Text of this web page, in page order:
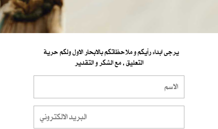
التعليق , مع الشكر و التقدير